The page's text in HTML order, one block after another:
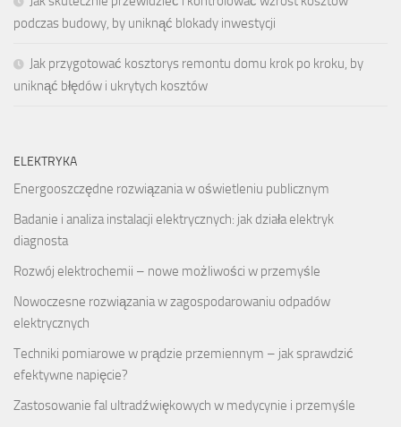
podczas budowy, by uniknąć blokady inwestycji
Jak przygotować kosztorys remontu domu krok po kroku, by
uniknąć błędów i ukrytych kosztów
ELEKTRYKA
Energooszczędne rozwiązania w oświetleniu publicznym
Badanie i analiza instalacji elektrycznych: jak działa elektryk
diagnosta
Rozwój elektrochemii – nowe możliwości w przemyśle
Nowoczesne rozwiązania w zagospodarowaniu odpadów
elektrycznych
Techniki pomiarowe w prądzie przemiennym – jak sprawdzić
efektywne napięcie?
Zastosowanie fal ultradźwiękowych w medycynie i przemyśle